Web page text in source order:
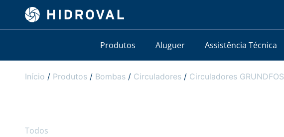
Produtos Aluguer Assistência Técnica
Início / Produtos / Bombas / Circuladores / Circuladores GRUNDFOS
Todos